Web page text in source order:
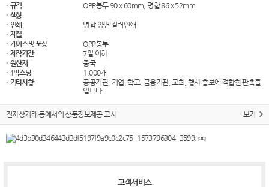
· 규격
OPP봉투 90 x 60mm, 명함 86 x 52mm
· 색상
· 인쇄
명함 양면 컬러인쇄
· 재질
· 케이스 및 포장
OPP봉투
· 제작기간
7일 이하
· 원산지
중국
· 1박스당
1,000개
· 기타사항
공공기관, 기업, 학교, 금융기관, 교회, 행사 홍보에 적합한 판촉물
입니다.
전자상거래 등에서의 상품정보제공 고시 보기
​
고객서비스